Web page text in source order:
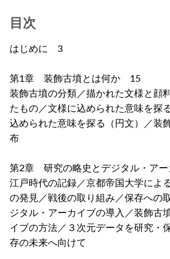
目次
はじめに 3
第1章 装飾古墳とは何か 15
装飾古墳の分類／描かれた文様と顔
たもの／文様に込められた意味を探
込められた意味を探る（円文）／装
布
第2章 研究の略史とデジタル・ア
江戸時代の記録／京都帝国大学によ
の発見／戦後の取り組み／保存への
ジタル・アーカイブの導入／装飾古
イブの方法／３次元データを研究・
存の未来へ向けて